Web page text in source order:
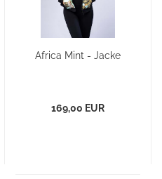
Africa Mint - Jacke
169,00 EUR